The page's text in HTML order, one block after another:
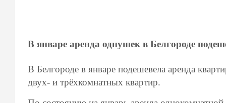
В январе аренда однушек в Белгороде
В Белгороде в январе подешевела аренда
двух- и трёхкомнатных квартир.